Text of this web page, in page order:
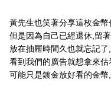
黃先生也笑著分享這枚金
但是因為自己已經退休,留
放在抽屜時間久也就忘記
看到我們的廣告就想拿來
可能只是鍍金放好看的金幣